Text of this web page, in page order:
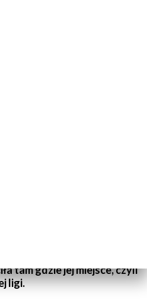
tam gdzie jej miejsce, czyli
ligi.